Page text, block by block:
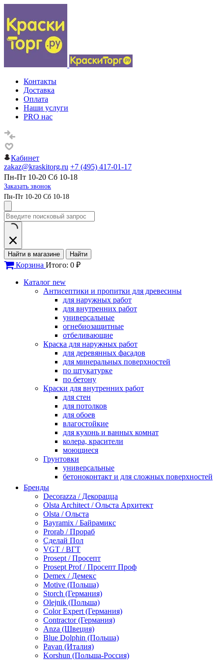
Контакты
Доставка
Оплата
Наши услуги
PRO нас
Кабинет
zakaz@kraskitorg.ru +7 (495) 417-01-17
Пн-Пт 10-20 Сб 10-18
Заказать звонок
Пн-Пт 10-20 Сб 10-18
Найти в магазине Найти
Корзина Итого: 0 ₽
Каталог new
Антисептики и пропитки для древесины
для наружных работ
для внутренних работ
универсальные
огнебиозащитные
отбеливающие
Краска для наружных работ
для деревянных фасадов
для минеральных поверхностей
по штукатурке
по бетону
Краски для внутренних работ
для стен
для потолков
для обоев
влагостойкие
для кухонь и ванных комнат
колера, красители
моющиеся
Грунтовки
универсальные
бетоноконтакт и для сложных поверхностей
по металлу
антикорозийные
под декоративные штукатурки
для гипсокартона
под штукатурку
Герметик
акриловые
силиконовые универсальные, нейтральные
силиконовые санитарные (антигрибковые)
шовные для срубов
для кровли
для каминов
полиуретановые
Декоративные штукатурки и краски
краски для декора, патина
мокрый шелк
венецианские (эффект мрамора)
песок (эффект песчаных вихрей)
декоративная шпаклевка
Бренды
Decorazza / Декорацца
Olsta Architect / Ольста Архитект
Olsta / Ольста
Bayramix / Байрамикс
Prorab / Прораб
Сделай Пол
VGT / ВГТ
Prosept / Просепт
Prosept Prof / Просепт Проф
Demex / Демекс
Motive (Польша)
Storch (Германия)
Olejnik (Польша)
Color Expert (Германия)
Contractor (Германия)
Anza (Швеция)
Blue Dolphin (Польша)
Pavan (Италия)
Korshun (Польша-Россия)